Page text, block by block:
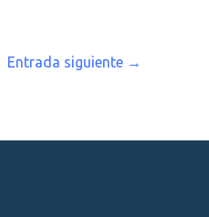
Entrada siguiente →